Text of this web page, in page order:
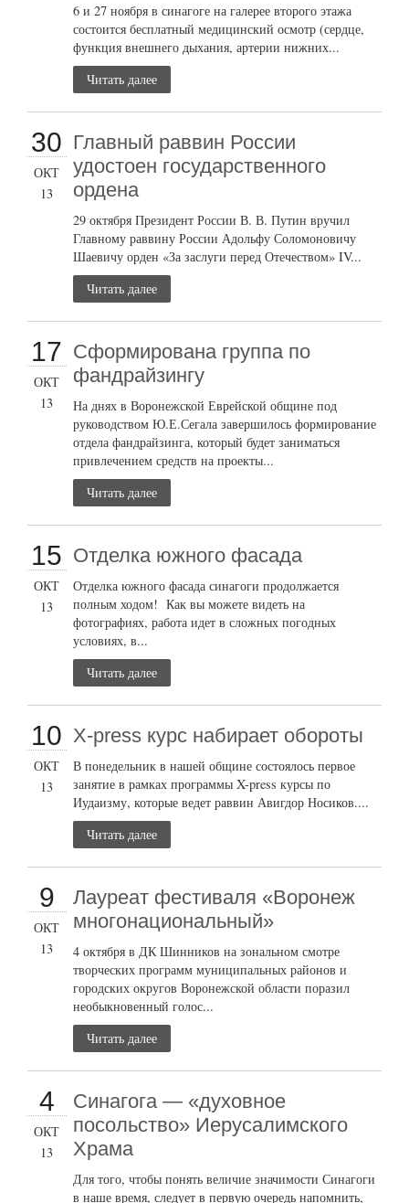
6 и 27 ноября в синагоге на галерее второго этажа
состоится бесплатный медицинский осмотр (сердце,
функция внешнего дыхания, артерии нижних...
Читать далее
30
ОКТ
13
Главный раввин России
удостоен государственного
ордена
29 октября Президент России В. В. Путин вручил
Главному раввину России Адольфу Соломоновичу
Шаевичу орден «За заслуги перед Отечеством» IV...
Читать далее
17
ОКТ
13
Сформирована группа по
фандрайзингу
На днях в Воронежской Еврейской общине под
руководством Ю.Е.Сегала завершилось формирование
отдела фандрайзинга, который будет заниматься
привлечением средств на проекты...
Читать далее
15
ОКТ
13
Отделка южного фасада
Отделка южного фасада синагоги продолжается
полным ходом! Как вы можете видеть на
фотографиях, работа идет в сложных погодных
условиях, в...
Читать далее
10
ОКТ
13
X-press курс набирает обороты
В понедельник в нашей общине состоялось первое
занятие в рамках программы X-press курсы по
Иудаизму, которые ведет раввин Авигдор Носиков....
Читать далее
9
ОКТ
13
Лауреат фестиваля «Воронеж
многонациональный»
4 октября в ДК Шинников на зональном смотре
творческих программ муниципальных районов и
городских округов Воронежской области поразил
необыкновенный голос...
Читать далее
4
ОКТ
13
Синагога — «духовное
посольство» Иерусалимского
Храма
Для того, чтобы понять величие значимости Синагоги
в наше время, следует в первую очередь напомнить,